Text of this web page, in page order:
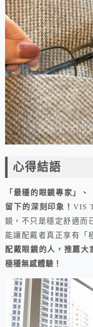
心得結語
「最穩的眼鏡專家」
留下的深刻印象！VIS
鏡，不只是穩定舒適而
能讓配戴者真正享有「
配戴眼鏡的人，推薦
極穩無感體驗！